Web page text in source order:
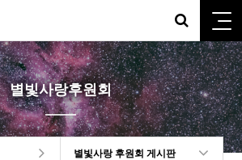
별빛사랑후원회
별빛사랑 후원회 게시판